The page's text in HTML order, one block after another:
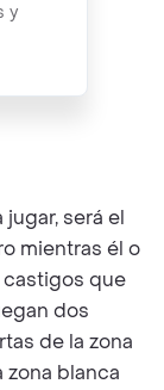
y
será el
mientras él o
castigos que
dos
de la zona
zona blanca